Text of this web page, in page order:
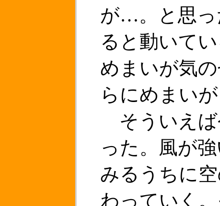
が…。と思っ
ると動いて
めまいが気
らにめまい
そういえば
った。風が
みるうちに
わっていく